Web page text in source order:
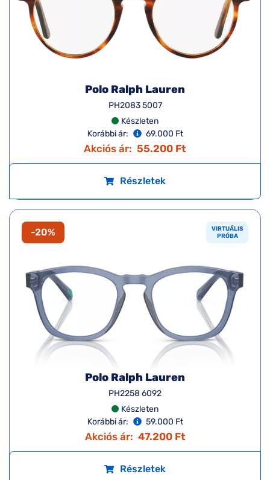
Polo Ralph Lauren
PH2083 5007
Készleten
Korábbi ár:
69.000 Ft
Akciós ár: 55.200 Ft
Részletek
-20%
VIRTUÁLIS
PRÓBA
Polo Ralph Lauren
PH2258 6092
Készleten
Korábbi ár:
59.000 Ft
Akciós ár: 47.200 Ft
Részletek